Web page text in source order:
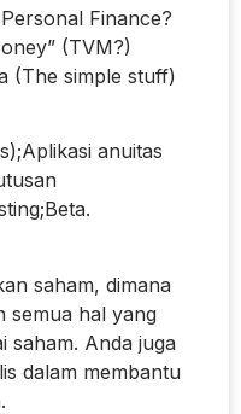
Finance?
(TVM?)
(The simple stuff)
anuitas
saham, dimana
semua hal yang
saham. Anda juga
dalam membantu